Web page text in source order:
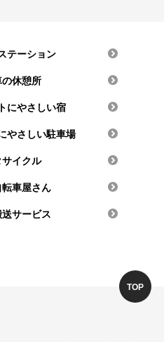
テーション
の休憩所
にやさしい宿
やさしい駐車場
サイクル
転車屋さん
送サービス
TOP